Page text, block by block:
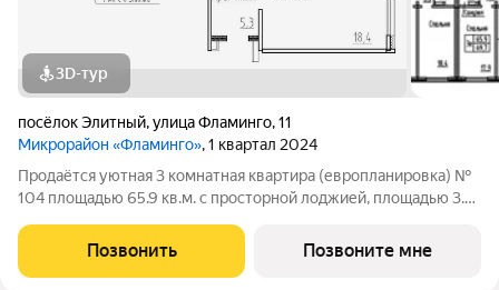
3D-тур
посёлок Элитный,улица Фламинго,11
Микрорайон «Фламинго», 1 квартал 2024
Продаётся уютная 3 комнатная квартира (европланировка) №
104 площадью 65.9 кв.м. с просторной лоджией, площадью 3.8
Фламинго, ул.Венская, д. 8.Расположение дома предоставляет
отличную возможность
Позвонить Позвоните мне